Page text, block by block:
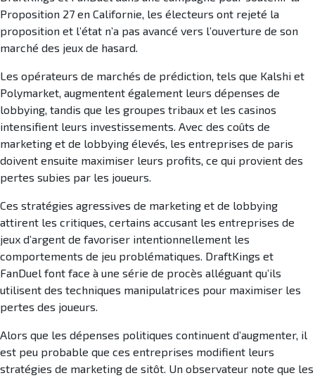
Proposition 27 en Californie, les électeurs ont rejeté la
proposition et l’état n’a pas avancé vers l’ouverture de son
marché des jeux de hasard.
Les opérateurs de marchés de prédiction, tels que Kalshi et
Polymarket, augmentent également leurs dépenses de
lobbying, tandis que les groupes tribaux et les casinos
intensifient leurs investissements. Avec des coûts de
marketing et de lobbying élevés, les entreprises de paris
doivent ensuite maximiser leurs profits, ce qui provient des
pertes subies par les joueurs.
Ces stratégies agressives de marketing et de lobbying
attirent les critiques, certains accusant les entreprises de
jeux d’argent de favoriser intentionnellement les
comportements de jeu problématiques. DraftKings et
FanDuel font face à une série de procès alléguant qu’ils
utilisent des techniques manipulatrices pour maximiser les
pertes des joueurs.
Alors que les dépenses politiques continuent d’augmenter, il
est peu probable que ces entreprises modifient leurs
stratégies de marketing de sitôt. Un observateur note que les